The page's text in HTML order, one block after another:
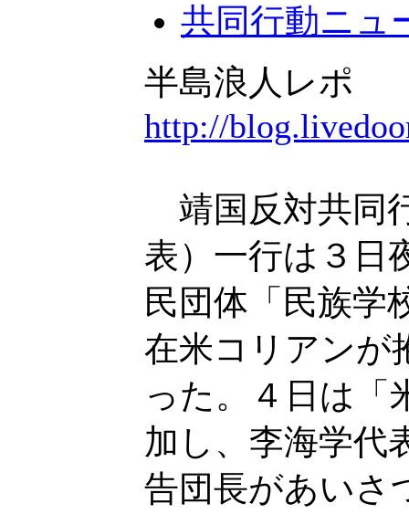
共同行動ニュ
半島浪人レポ
http://
靖国反対共同
表）一行は３日
民団体「民族学
在米コリアンが
った。４日は「
加し、李海学代
告団長があいさ